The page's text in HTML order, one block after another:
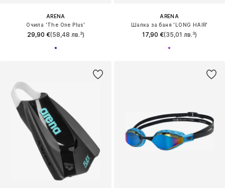
ARENA
Очила 'The One Plus'
29,90 €(58,48 лв.³)
ARENA
Шапка за баня 'LONG HAIR'
17,90 €(35,01 лв.³)